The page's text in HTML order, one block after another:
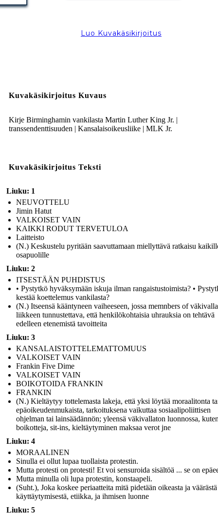
Luo Kuvakäsikirjoitus
Kuvakäsikirjoitus Kuvaus
Kirje Birminghamin vankilasta Martin Luther King Jr. |
transsendenttisuuden | Kansalaisoikeusliike | MLK Jr.
Kuvakäsikirjoitus Teksti
Liuku: 1
NEUVOTTELU
Jimin Hatut
VALKOISET VAIN
KAIKKI RODUT TERVETULOA
Laitteisto
(N.) Keskustelu pyritään saavuttamaan miellyttävä ratkaisu
osapuolille
Liuku: 2
ITSESTÄÄN PUHDISTUS
• Pystytkö hyväksymään iskuja ilman rangaistustoimista? •
kestää koettelemus vankilasta?
(N.) Itseensä kääntyneen vaiheeseen, jossa memnbers of
liikkeen tunnustettava, että henkilökohtaisia ​​uhrauksia on tehtävä
edelleen etenemistä tavoitteita
Liuku: 3
KANSALAISTOTTELEMATTOMUUS
VALKOISET VAIN
Frankin Five Dime
VALKOISET VAIN
BOIKOTOIDA FRANKIN
FRANKIN
(N.) Kieltäytyy tottelemasta lakeja, että yksi löytää moraalitonta
epäoikeudenmukaista, tarkoituksena vaikuttaa sosiaalipoliittisen
ohjelman tai lainsäädännön; yleensä väkivallaton luonnossa,
boikotteja, sit-ins, kieltäytyminen maksaa verot jne
Liuku: 4
MORAALINEN
Sinulla ei ollut lupaa tuollaista protestin.
Mutta protesti on protesti! Et voi sensuroida sisältöä ... se on
Mutta minulla oli lupa protestin, konstaapeli.
(Suht.), Joka koskee periaatteita mitä pidetään oikeasta ja väärästä
käyttäytymisestä, etiikka, ja ihmisen luonne
Liuku: 5